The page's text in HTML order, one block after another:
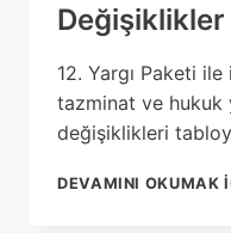
Değişiklikler
12. Yargı Paketi
tazminat ve hukuk
değişiklikleri
DEVAMINI OKUMAK